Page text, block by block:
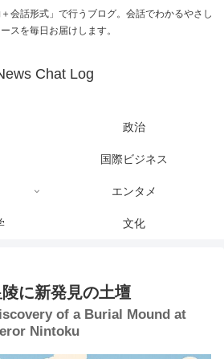
会話形式」で行うブログ。会話でわかるやさし
スを毎日お届けします。
Chat Log
政治
国際ビジネス
エンタメ
文化
に新発見の土壇
of a Burial Mound at
Nintoku